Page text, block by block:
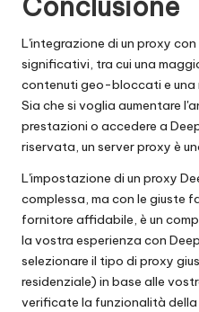
Conclusione
L'integrazione di un proxy
significativi, tra cui una
contenuti geo-bloccati e una
Sia che si voglia aumentare
prestazioni o accedere a
riservata, un server proxy è
L'impostazione di un proxy
complessa, ma con le giuste
fornitore affidabile, è un
la vostra esperienza con
selezionare il tipo di proxy
residenziale) in base alle
verificate la funzionalità